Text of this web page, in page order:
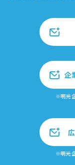
企
※明光
※明光